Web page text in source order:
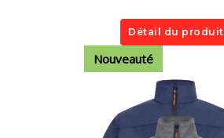
Détail du produit
Nouveauté